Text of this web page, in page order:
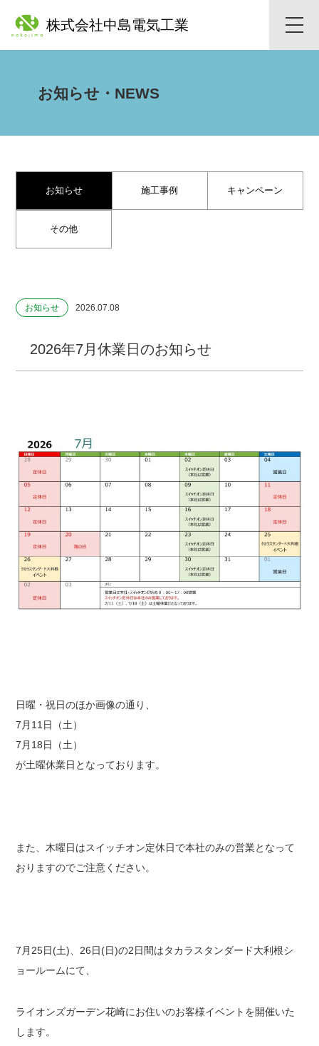
toggle
株式会社中島電気工業
お知らせ・NEWS
お知らせ 施工事例 キャンペーン
その他
お知らせ 2026.07.08
2026年7月休業日のお知らせ
日曜・祝日のほか画像の通り、
7月11日（土）
7月18日（土）
が土曜休業日となっております。
また、木曜日はスイッチオン定休日で本社のみの営業となって
おりますのでご注意ください。
7月25日(土)、26日(日)の2日間はタカラスタンダード大利根シ
ョールームにて、
ライオンズガーデン花崎にお住いのお客様イベントを開催いた
します。